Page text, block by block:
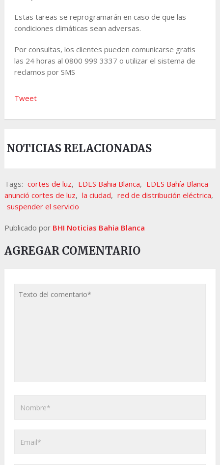
Estas tareas se reprogramarán en caso de que las
condiciones climáticas sean adversas.
Por consultas, los clientes pueden comunicarse gratis
las 24 horas al 0800 999 3337 o utilizar el sistema de
reclamos por SMS
Tweet
NOTICIAS RELACIONADAS
Tags: cortes de luz, EDES Bahia Blanca, EDES Bahía Blanca
anunció cortes de luz, la ciudad, red de distribución eléctrica,
suspender el servicio
Publicado por BHI Noticias Bahia Blanca
AGREGAR COMENTARIO